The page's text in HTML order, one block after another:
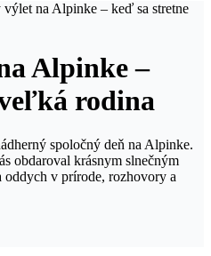
na Alpinke – keď sa stretne
Alpinke –
rodina
spoločný deň na Alpinke.
obdaroval krásnym slnečným
v prírode, rozhovory a